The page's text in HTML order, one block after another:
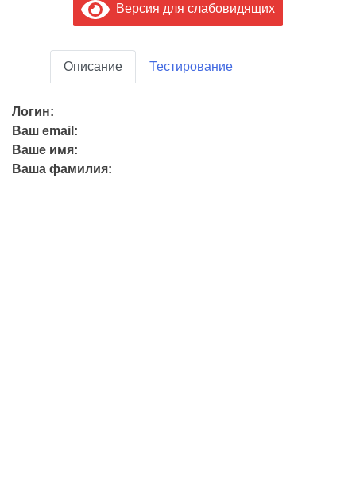
Версия для слабовидящих
Описание Тестирование
Логин:
Ваш email:
Ваше имя:
Ваша фамилия: